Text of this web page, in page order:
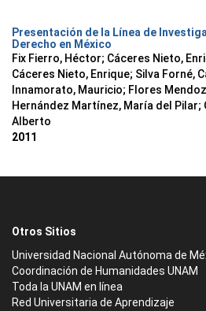
Presentación de la Línea de
Derecho en México
Fix Fierro, Héctor; Cáceres Nieto,
Cáceres Nieto, Enrique; Silva Forné,
Innamorato, Mauricio; Flores
Hernández Martínez, María del Pilar;
Alberto
2011
Otros Sitios
Universidad Nacional Autónoma de
Coordinación de Humanidades UNAM
Toda la UNAM en línea
Red Universitaria de Aprendizaje